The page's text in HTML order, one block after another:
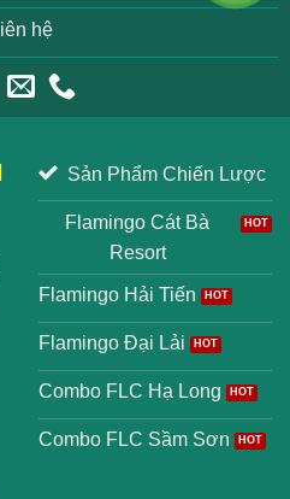
hệ
Sản Phẩm Chiến Lược
Flamingo Cát Bà
Resort
Flamingo Hải Tiến
Flamingo Đại Lải
Combo FLC Hạ Long
Combo FLC Sầm Sơn